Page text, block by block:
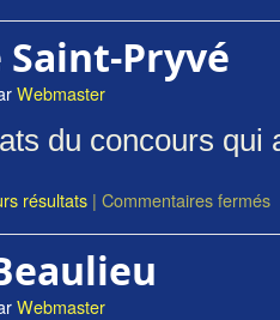
Saint-Pryvé
Webmaster
du concours
résultats | Commentaires fermés
Webmaster